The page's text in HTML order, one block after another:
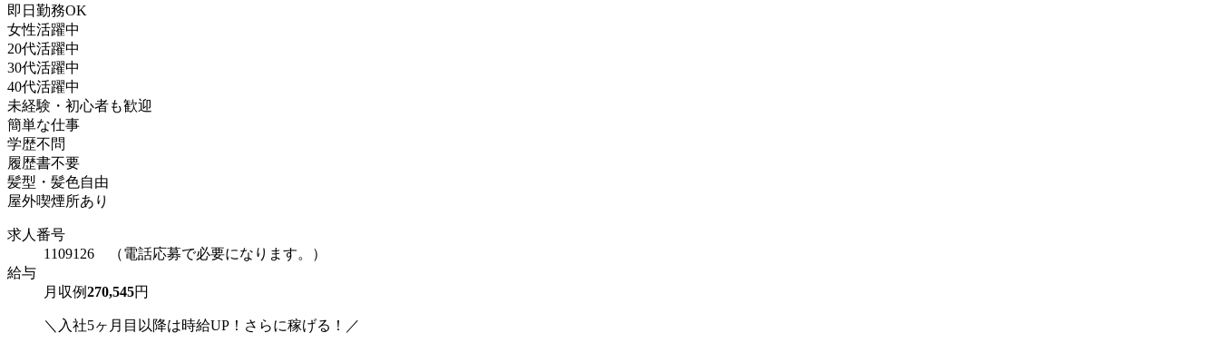
即日勤務OK
女性活躍中
20代活躍中
30代活躍中
40代活躍中
未経験・初心者も歓迎
簡単な仕事
学歴不問
履歴書不要
髪型・髪色自由
屋外喫煙所あり
求人番号
1109126 （電話応募で必要になります。）
給与
月収例270,545円
＼入社5ヶ月目以降は時給UP！さらに稼げる！／